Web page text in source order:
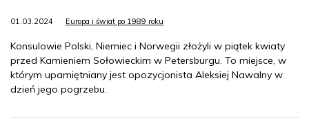
01.03.2024 Europa i świat po 1989 roku
Konsulowie Polski, Niemiec i Norwegii złożyli w piątek kwiaty
przed Kamieniem Sołowieckim w Petersburgu. To miejsce, w
którym upamiętniany jest opozycjonista Aleksiej Nawalny w
dzień jego pogrzebu.